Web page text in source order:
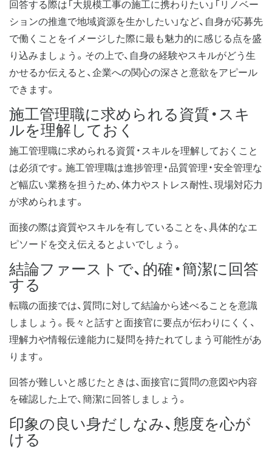
回答する際は「大規模工事の施工に携わりたい」「リノベー
ションの推進で地域資源を生かしたい」など、自身が応募先
で働くことをイメージした際に最も魅力的に感じる点を盛
り込みましょう。その上で、自身の経験やスキルがどう生
かせるか伝えると、企業への関心の深さと意欲をアピール
できます。
施工管理職に求められる資質・スキ
ルを理解しておく
施工管理職に求められる資質・スキルを理解しておくこと
は必須です。施工管理職は進捗管理・品質管理・安全管理な
ど幅広い業務を担うため、体力やストレス耐性、現場対応力
が求められます。
面接の際は資質やスキルを有していることを、具体的なエ
ピソードを交え伝えるとよいでしょう。
結論ファーストで、的確・簡潔に回答
する
転職の面接では、質問に対して結論から述べることを意識
しましょう。長々と話すと面接官に要点が伝わりにくく、
理解力や情報伝達能力に疑問を持たれてしまう可能性があ
ります。
回答が難しいと感じたときは、面接官に質問の意図や内容
を確認した上で、簡潔に回答しましょう。
印象の良い身だしなみ、態度を心が
ける